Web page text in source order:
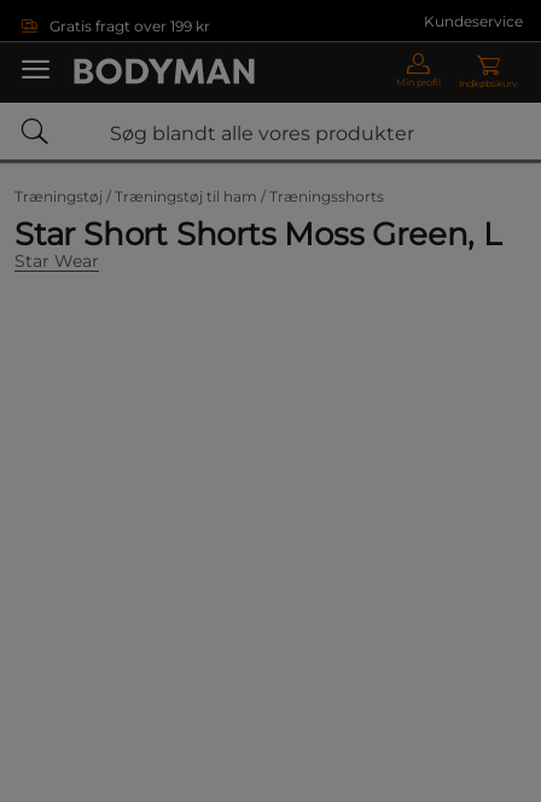
Gratis fragt over 199 kr Kundeservice
Min profil Indkøbskurv
Træningstøj / Træningstøj til ham / Træningsshorts
Star Short Shorts Moss Green, L
Star Wear